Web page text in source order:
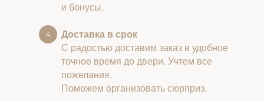
и бонусы.
Доставка в срок
С радостью доставим заказ в удобное
точное время до двери. Учтем все
пожелания.
Поможем организовать сюрприз.